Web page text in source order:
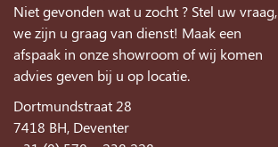
Niet gevonden wat u zocht ? Stel uw vraag,
we zijn u graag van dienst! Maak een
afspaak in onze showroom of wij komen
advies geven bij u op locatie.
Dortmundstraat 28
7418 BH, Deventer